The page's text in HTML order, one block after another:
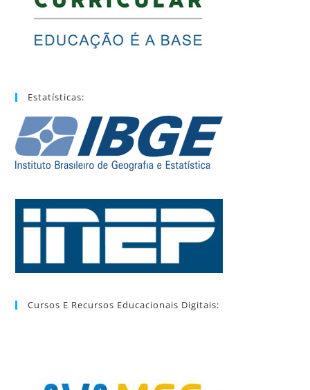
Estatísticas:
Cursos E Recursos Educacionais Digitais: